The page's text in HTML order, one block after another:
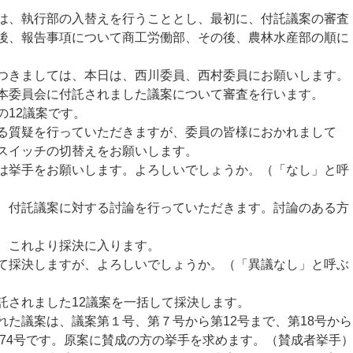
執行部の入替えを行うこととし、最初に、付託議案の審査
、報告事項について商工労働部、その後、農林水産部の順に
ましては、本日は、西川委員、西村委員にお願いします。
員会に付託されました議案について審査を行います。
議案です。
疑を行っていただきますが、委員の皆様におかれまして
ッチの切替えをお願いします。
手をお願いします。よろしいでしょうか。（「なし」と呼
託議案に対する討論を行っていただきます。討論のある方
れより採決に入ります。
決しますが、よろしいでしょうか。（「異議なし」と呼ぶ
れました12議案を一括して採決します。
議案は、議案第１号、第７号から第12号まで、第18号から
号です。原案に賛成の方の挙手を求めます。（賛成者挙手）